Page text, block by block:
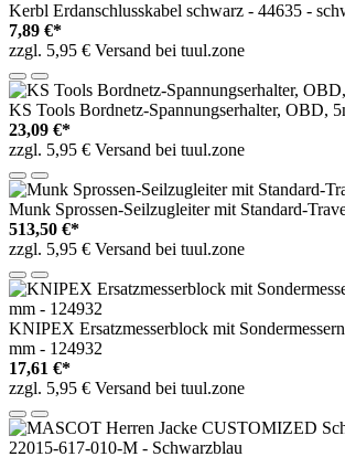
Kerbl Erdanschlusskabel schwarz - 44635 -
7,89 €*
zzgl. 5,95 € Versand bei tuul.zone
KS Tools Bordnetz-Spannungserhalter, OBD,
23,09 €*
zzgl. 5,95 € Versand bei tuul.zone
Munk Sprossen-Seilzugleiter mit Standard-
513,50 €*
zzgl. 5,95 € Versand bei tuul.zone
KNIPEX Ersatzmesserblock mit
mm - 124932
17,61 €*
zzgl. 5,95 € Versand bei tuul.zone